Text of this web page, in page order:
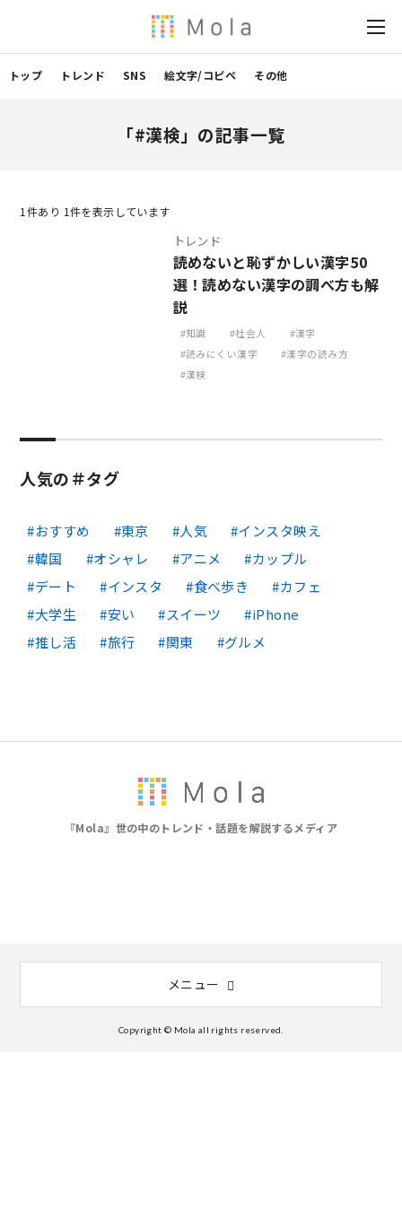
トップ トレンド SNS 絵文字/コピペ その他
「#漢検」の記事一覧
1 件あり 1件を表示しています
トレンド
読めないと恥ずかしい漢字50
選！読めない漢字の調べ方も解
説
知識 社会人
漢字
読みにくい漢字
漢字の読み方
漢検
人気の＃タグ
おすすめ 東京 人気
インスタ映え
韓国
オシャレ アニメ
カップル
デート
インスタ 食べ歩き
カフェ
大学生
安い スイーツ
iPhone
推し活
旅行 関東 グルメ
『Mola』世の中のトレンド・話題を解説するメディア
メニュー
Copyright © Mola all rights reserved.